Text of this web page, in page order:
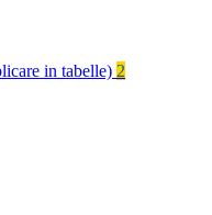
in tabelle) 2